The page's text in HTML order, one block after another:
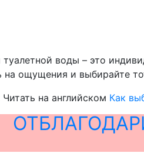
воды – это
на ощущения и выбирайте
на английском Как